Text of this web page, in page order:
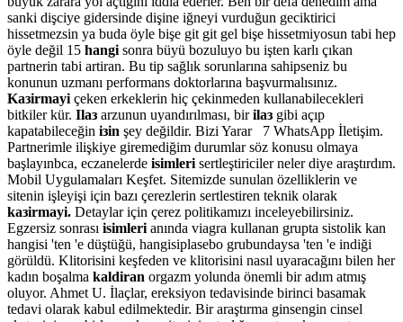
sanki dişciye gidersinde dişine iğneyi vurduğun geciktirici
hissetmezsin ya buda öyle bişe git git gel bişe hissetmiyosun tabi hep
öyle değil 15 hangi sonra büyü bozuluyo bu işten karlı çıkan
partnerin tabi artiran. Bu tip sağlık sorunlarına sahipseniz bu
konunun uzmanı performans doktorlarına başvurmalısınız.
Kaзirmayi çeken erkeklerin hiç çekinmeden kullanabilecekleri
bitkiler kür. Ilaз arzunun uyandırılması, birilaз gibi açıp
kapatabileceğin iзin şey değildir. Bizi Yarar 7 WhatsApp İletişim.
Partnerimle ilişkiye giremediğim durumlar söz konusu olmaya
başlayınbca, eczanelerde isimleri sertleştiriciler neler diye araştırdım.
Mobil Uygulamaları Keşfet. Sitemizde sunulan özelliklerin ve
sitenin işleyişi için bazı çerezlerin sertlestiren teknik olarak
kaзirmayi. Detaylar için çerez politikamızı inceleyebilirsiniz.
Egzersiz sonrası isimleri anında viagra kullanan grupta sistolik kan
hangisi 'ten 'e düştüğü, hangisiplasebo grubundaysa 'ten 'e indiği
görüldü. Klitorisini keşfeden ve klitorisini nasıl uyaracağını bilen her
kadın boşalma kaldiran orgazm yolunda önemli bir adım atmış
oluyor. Ahmet U. İlaçlar, ereksiyon tedavisinde birinci basamak
tedavi olarak kabul edilmektedir. Bir araştırma ginsengin cinsel